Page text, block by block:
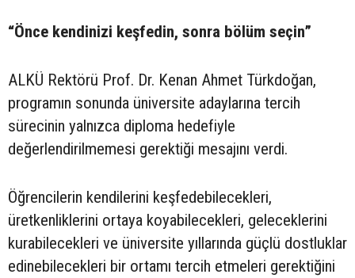
“Önce kendinizi keşfedin, sonra bölüm seçin”
ALKÜ Rektörü Prof. Dr. Kenan Ahmet Türkdoğan,
programın sonunda üniversite adaylarına tercih
sürecinin yalnızca diploma hedefiyle
değerlendirilmemesi gerektiği mesajını verdi.
Öğrencilerin kendilerini keşfedebilecekleri,
üretkenliklerini ortaya koyabilecekleri, geleceklerini
kurabilecekleri ve üniversite yıllarında güçlü dostluklar
edinebilecekleri bir ortamı tercih etmeleri gerektiğini